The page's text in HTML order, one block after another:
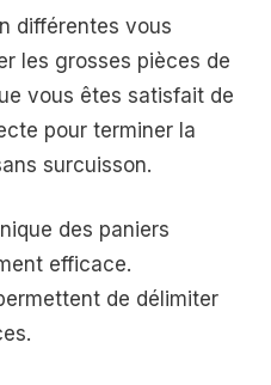
différentes vous
les grosses pièces de
vous êtes satisfait de
pour terminer la
surcuisson.
des paniers
efficace.
de délimiter